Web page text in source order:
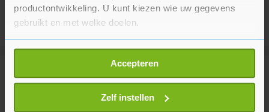
productontwikkeling. U kunt kiezen wie uw gegevens
gebruikt en met welke doelen.
Als u het toestaat, willen we ook graag:
Informatie verzamelen over uw geografische
locatie, die tot een paar meter nauwkeurig kan zijn
Uw apparaat identificeren door het actief te
Accepteren
Zelf instellen
Meer uit Voetbal